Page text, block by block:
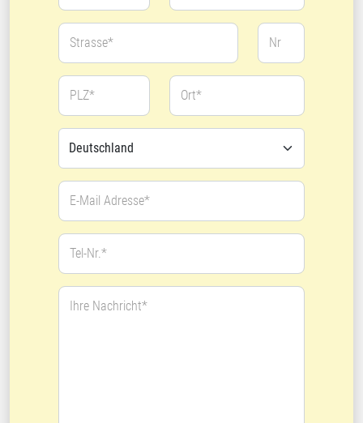
Strasse* Nr
PLZ* Ort*
E-Mail Adresse*
Tel-Nr.*
Ihre Nachricht*